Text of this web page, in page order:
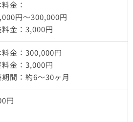
金：
円～300,000円
料金：3,000円
料金：300,000円
料金：3,000円
期間：約6～30ヶ月
円